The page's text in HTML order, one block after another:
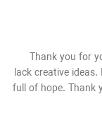
Thank you for
lack creative
full of hope. Thank